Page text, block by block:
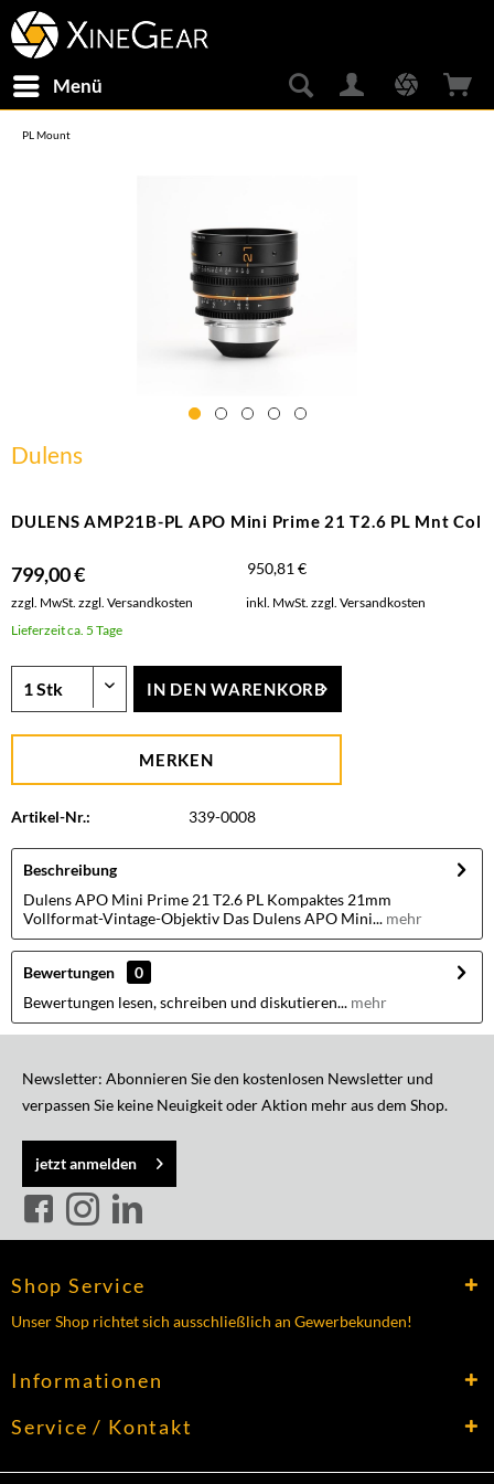
Menü
PL Mount
Dulens
DULENS AMP21B-PL APO Mini Prime 21 T2.6 PL Mnt Col
799,00 € 950,81 €
zzgl. MwSt. zzgl. Versandkosten inkl. MwSt. zzgl. Versandkosten
Lieferzeit ca. 5 Tage
IN DEN WARENKORB
MERKEN
Artikel-Nr.: 339-0008
Beschreibung
Dulens APO Mini Prime 21 T2.6 PL Kompaktes 21mm
Vollformat-Vintage-Objektiv Das Dulens APO Mini... mehr
Bewertungen
0
Bewertungen lesen, schreiben und diskutieren... mehr
Newsletter: Abonnieren Sie den kostenlosen Newsletter und
verpassen Sie keine Neuigkeit oder Aktion mehr aus dem Shop.
jetzt anmelden
Shop Service
Unser Shop richtet sich ausschließlich an Gewerbekunden!
Informationen
Service / Kontakt